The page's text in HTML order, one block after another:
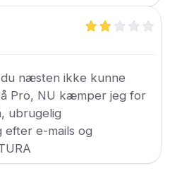
næsten ikke kunne
Pro, NU kæmper jeg for
ubrugelig
efter e-mails og